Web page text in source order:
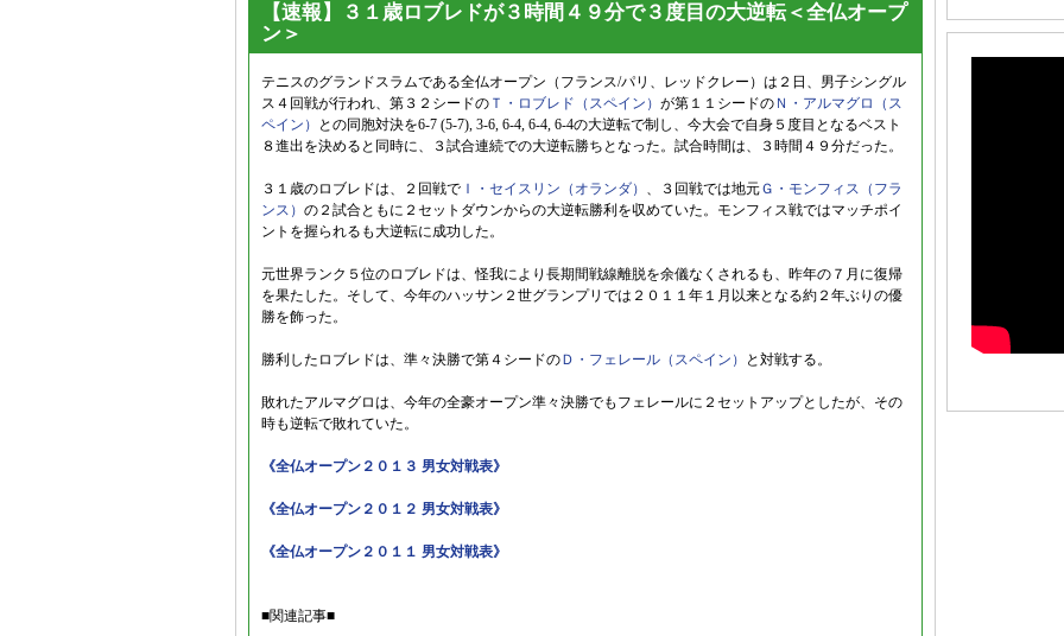
【速報】３１歳ロブレドが３時間４９分で３度目の大逆転＜全仏オープ
ン＞
テニスのグランドスラムである全仏オープン（フランス/パリ、レッドクレー）は２日、男子シングル
ス４回戦が行われ、第３２シードの Ｔ・ロブレド（スペイン） が第１１シードの Ｎ・アルマグロ（ス
ペイン）
との同胞対決を6-7 (5-7), 3-6, 6-4, 6-4, 6-4の大逆転で制し、今大会で自身５度目となるベスト
８進出を決めると同時に、３試合連続での大逆転勝ちとなった。試合時間は、３時間４９分だった。
３１歳のロブレドは、２回戦で Ｉ・セイスリン（オランダ） 、３回戦では地元Ｇ・モンフィス（フラ
ンス） の２試合ともに２セットダウンからの大逆転勝利を収めていた。モンフィス戦ではマッチポイ
ントを握られるも大逆転に成功した。
元世界ランク５位のロブレドは、怪我により長期間戦線離脱を余儀なくされるも、昨年の７月に復帰
を果たした。そして、今年のハッサン２世グランプリでは２０１１年１月以来となる約２年ぶりの優
勝を飾った。
勝利したロブレドは、準々決勝で第４シードのＤ・フェレール（スペイン） と対戦する。
敗れたアルマグロは、今年の全豪オープン準々決勝でもフェレールに２セットアップとしたが、その
時も逆転で敗れていた。
《全仏オープン２０１３ 男女対戦表》
《全仏オープン２０１２ 男女対戦表》
《全仏オープン２０１１ 男女対戦表》
■関連記事■